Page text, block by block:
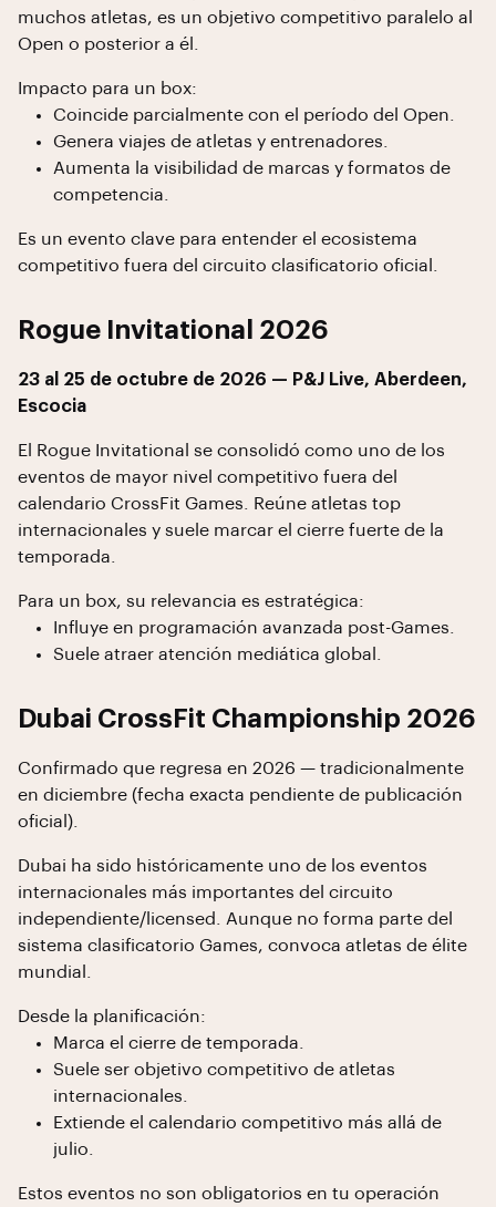
muchos atletas, es un objetivo competitivo paralelo al
Open o posterior a él.
Impacto para un box:
Coincide parcialmente con el período del Open.
Genera viajes de atletas y entrenadores.
Aumenta la visibilidad de marcas y formatos de
competencia.
Es un evento clave para entender el ecosistema
competitivo fuera del circuito clasificatorio oficial.
Rogue Invitational 2026
23 al 25 de octubre de 2026 — P&J Live, Aberdeen,
Escocia
El Rogue Invitational se consolidó como uno de los
eventos de mayor nivel competitivo fuera del
calendario CrossFit Games. Reúne atletas top
internacionales y suele marcar el cierre fuerte de la
temporada.
Para un box, su relevancia es estratégica:
Influye en programación avanzada post-Games.
Suele atraer atención mediática global.
Dubai CrossFit Championship 2026
Confirmado que regresa en 2026 — tradicionalmente
en diciembre (fecha exacta pendiente de publicación
oficial).
Dubai ha sido históricamente uno de los eventos
internacionales más importantes del circuito
independiente/licensed. Aunque no forma parte del
sistema clasificatorio Games, convoca atletas de élite
mundial.
Desde la planificación:
Marca el cierre de temporada.
Suele ser objetivo competitivo de atletas
internacionales.
Extiende el calendario competitivo más allá de
julio.
Estos eventos no son obligatorios en tu operación